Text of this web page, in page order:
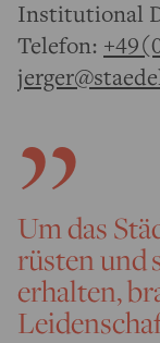
Institutional
Telefon:
Um das
rüsten und
erhalten,